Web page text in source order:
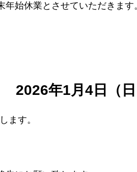
年始休業とさせていただきます
2026年1月4日（
ます。